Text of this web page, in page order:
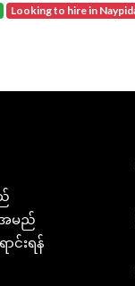
looking to hire in
အမည်
ာင်းရန်